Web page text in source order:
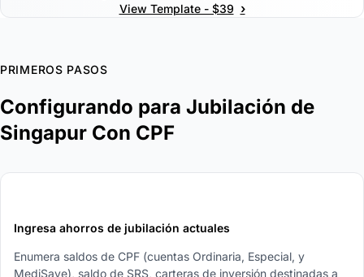
View Template - $39 ›
PRIMEROS PASOS
Configurando para Jubilación de
Singapur Con CPF
Ingresa ahorros de jubilación actuales
Enumera saldos de CPF (cuentas Ordinaria, Especial, y
MediSave), saldo de SRS, carteras de inversión destinadas a